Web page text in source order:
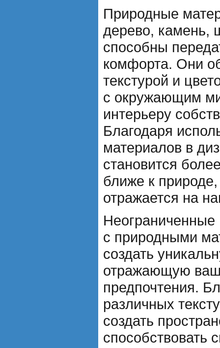
Природные
дерево, камень,
способны
комфорта. Они
текстурой и
с окружающим
интерьеру
Благодаря
материалов в
становится
ближе к
отражается на
Неограниченные
с природными
создать
отражающую
предпочтения.
различных
создать
способствовать